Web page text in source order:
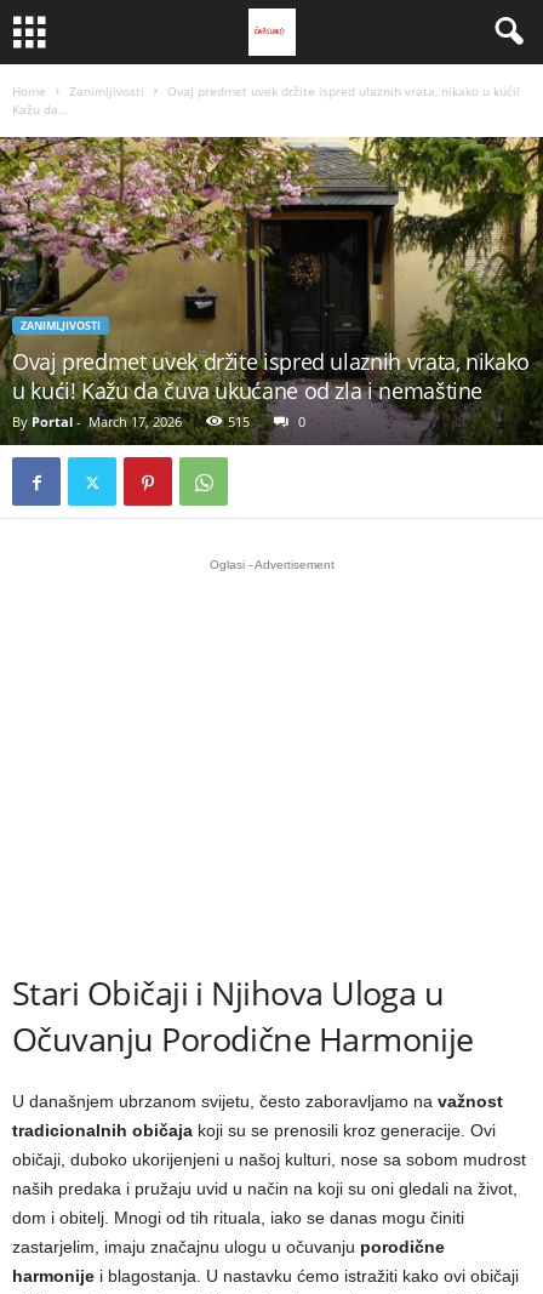
Home Zanimljivosti
Ovaj predmet uvek držite ispred ulaznih vrata, nikako u kući!
Kažu da...
ZANIMLJIVOSTI
Ovaj predmet uvek držite ispred ulaznih vrata, nikako
u kući! Kažu da čuva ukućane od zla i nemaštine
By Portal - March 17, 2026 515 0
Oglasi - Advertisement
Stari Običaji i Njihova Uloga u
Očuvanju Porodične Harmonije
U današnjem ubrzanom svijetu, često zaboravljamo na važnost
tradicionalnih običaja koji su se prenosili kroz generacije. Ovi
običaji, duboko ukorijenjeni u našoj kulturi, nose sa sobom mudrost
naših predaka i pružaju uvid u način na koji su oni gledali na život,
dom i obitelj. Mnogi od tih rituala, iako se danas mogu činiti
zastarjelim, imaju značajnu ulogu u očuvanju porodične
harmonije i blagostanja. U nastavku ćemo istražiti kako ovi običaji